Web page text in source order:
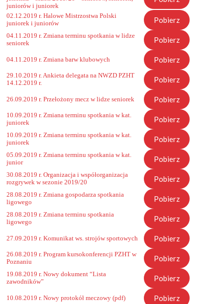
juniorów i juniorek
02.12.2019 r. Halowe Mistrzostwa Polski
juniorek i juniorów
Pobierz
04.11.2019 r. Zmiana terminu spotkania w lidze
seniorek
Pobierz
04.11.2019 r. Zmiana barw klubowych Pobierz
29.10.2019 r. Ankieta delegata na NWZD PZHT
14.12.2019 r.
Pobierz
26.09.2019 r. Przełożony mecz w lidze seniorek Pobierz
10.09.2019 r. Zmiana terminu spotkania w kat.
juniorek
Pobierz
10.09.2019 r. Zmiana terminu spotkania w kat.
juniorek
Pobierz
05.09.2019 r. Zmiana terminu spotkania w kat.
junior
Pobierz
30.08.2019 r. Organizacja i współorganizacja
rozgrywek w sezonie 2019/20
Pobierz
28.08.2019 r. Zmiana gospodarza spotkania
ligowego
Pobierz
28.08.2019 r. Zmiana terminu spotkania
ligowego
Pobierz
27.09.2019 r. Komunikat ws. strojów sportowych Pobierz
26.08.2019 r. Program kursokonferencji PZHT w
Poznaniu
Pobierz
19.08.2019 r. Nowy dokument “Lista
zawodników”
Pobierz
10.08.2019 r. Nowy protokół meczowy (pdf) Pobierz